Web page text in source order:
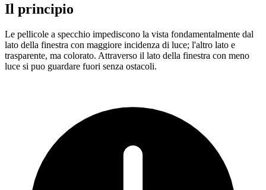
Il principio
Le pellicole a specchio impediscono la vista fondamentalmente dal
lato della finestra con maggiore incidenza di luce; l'altro lato e
trasparente, ma colorato. Attraverso il lato della finestra con meno
luce si puo guardare fuori senza ostacoli.